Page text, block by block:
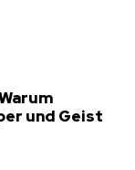
und Geist